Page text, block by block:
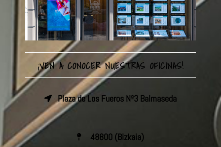
¡VEN A CONOCER NUESTRAS OFICINAS!
Plaza de Los Fueros Nº3 Balmaseda
48800 (Bizkaia)